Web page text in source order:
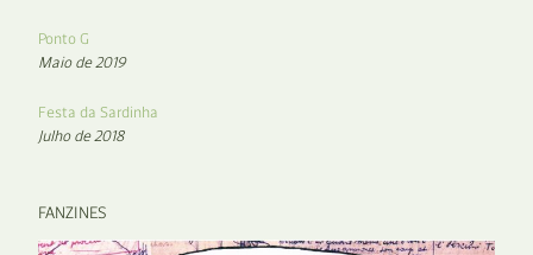
Ponto G
Maio de 2019
Festa da Sardinha
Julho de 2018
FANZINES